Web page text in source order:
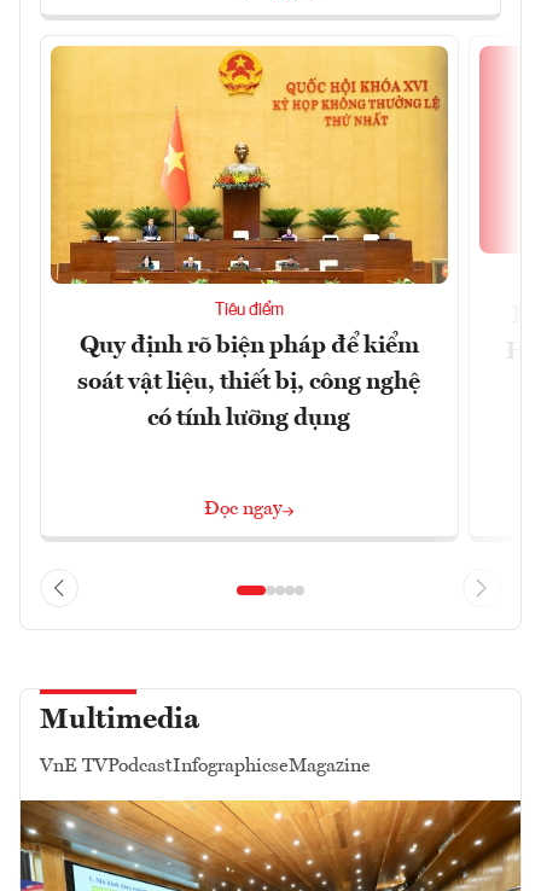
Tiêu điểm
Quy định rõ biện pháp để kiểm
soát vật liệu, thiết bị, công nghệ
có tính lưỡng dụng
Đọc ngay
Multimedia
VnE TVPodcastInfographicseMagazine